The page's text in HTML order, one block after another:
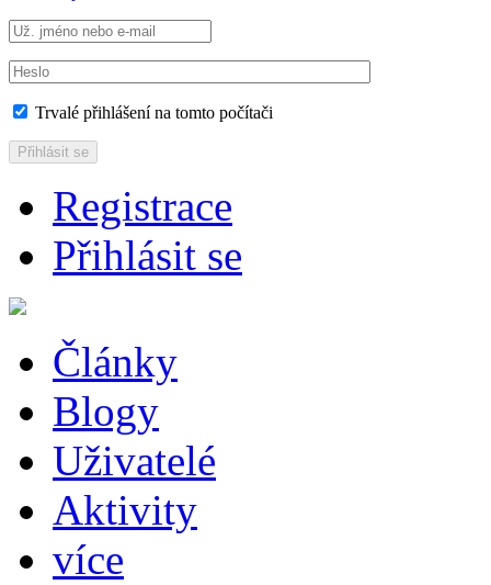
Trvalé přihlášení na tomto počítači
Přihlásit se
Registrace
Přihlásit se
Články
Blogy
Uživatelé
Aktivity
více